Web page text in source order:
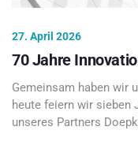
27. April 2026
70 Jahre
Gemeinsam haben wir
heute feiern wir sieben
unseres Partners